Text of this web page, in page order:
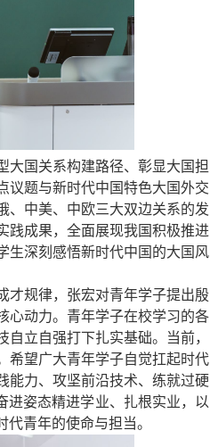
大国关系构建路径、彰显大国担
议题与新时代中国特色大国外交
、中美、中欧三大双边关系的发
践成果，全面展现我国积极推进
生深刻感悟新时代中国的大国风
才规律，张宏对青年学子提出殷
心动力。青年学子在校学习的各
立自强打下扎实基础。当前，
希望广大青年学子自觉扛起时代
能力、攻坚前沿技术、练就过硬
进姿态精进学业、扎根实业，以
青年的使命与担当。